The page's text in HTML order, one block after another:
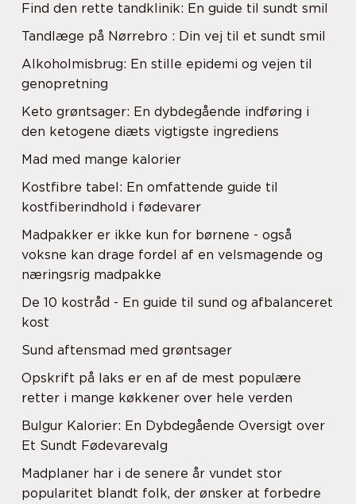
Find den rette tandklinik: En guide til sundt smil
Tandlæge på Nørrebro : Din vej til et sundt smil
Alkoholmisbrug: En stille epidemi og vejen til
genopretning
Keto grøntsager: En dybdegående indføring i
den ketogene diæts vigtigste ingrediens
Mad med mange kalorier
Kostfibre tabel: En omfattende guide til
kostfiberindhold i fødevarer
Madpakker er ikke kun for børnene - også
voksne kan drage fordel af en velsmagende og
næringsrig madpakke
De 10 kostråd - En guide til sund og afbalanceret
kost
Sund aftensmad med grøntsager
Opskrift på laks er en af de mest populære
retter i mange køkkener over hele verden
Bulgur Kalorier: En Dybdegående Oversigt over
Et Sundt Fødevarevalg
Madplaner har i de senere år vundet stor
popularitet blandt folk, der ønsker at forbedre